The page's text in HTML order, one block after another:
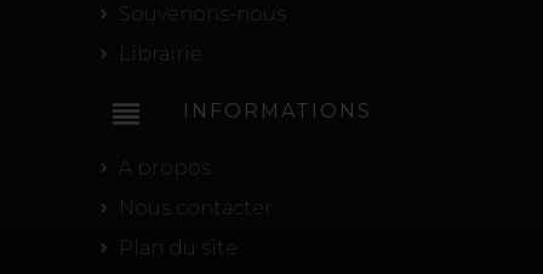
Souvenons-nous
Librairie
reorder INFORMATIONS
A propos
Nous contacter
Plan du site